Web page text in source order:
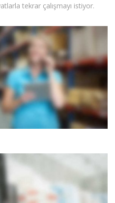
tekrar çalışmayı istiyor.